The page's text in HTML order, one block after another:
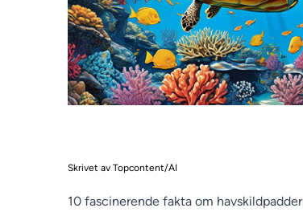
Skrivet av Topcontent/AI
10 fascinerende fakta om havskildpadder